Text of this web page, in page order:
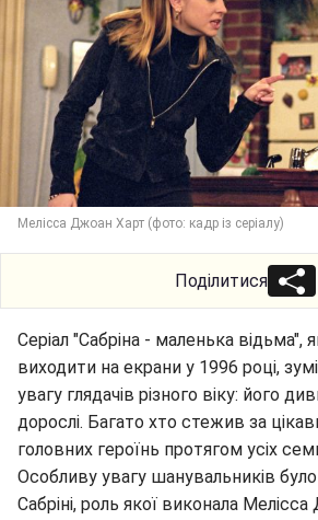
Мелісса Джоан Харт (фото: кадр із серіалу)
Поділитися
Серіал "Сабріна - маленька відьма",
виходити на екрани у 1996 році,
увагу глядачів різного віку: його
дорослі. Багато хто стежив за
головних героїнь протягом усіх
Особливу увагу шанувальників
Сабріні, роль якої виконала